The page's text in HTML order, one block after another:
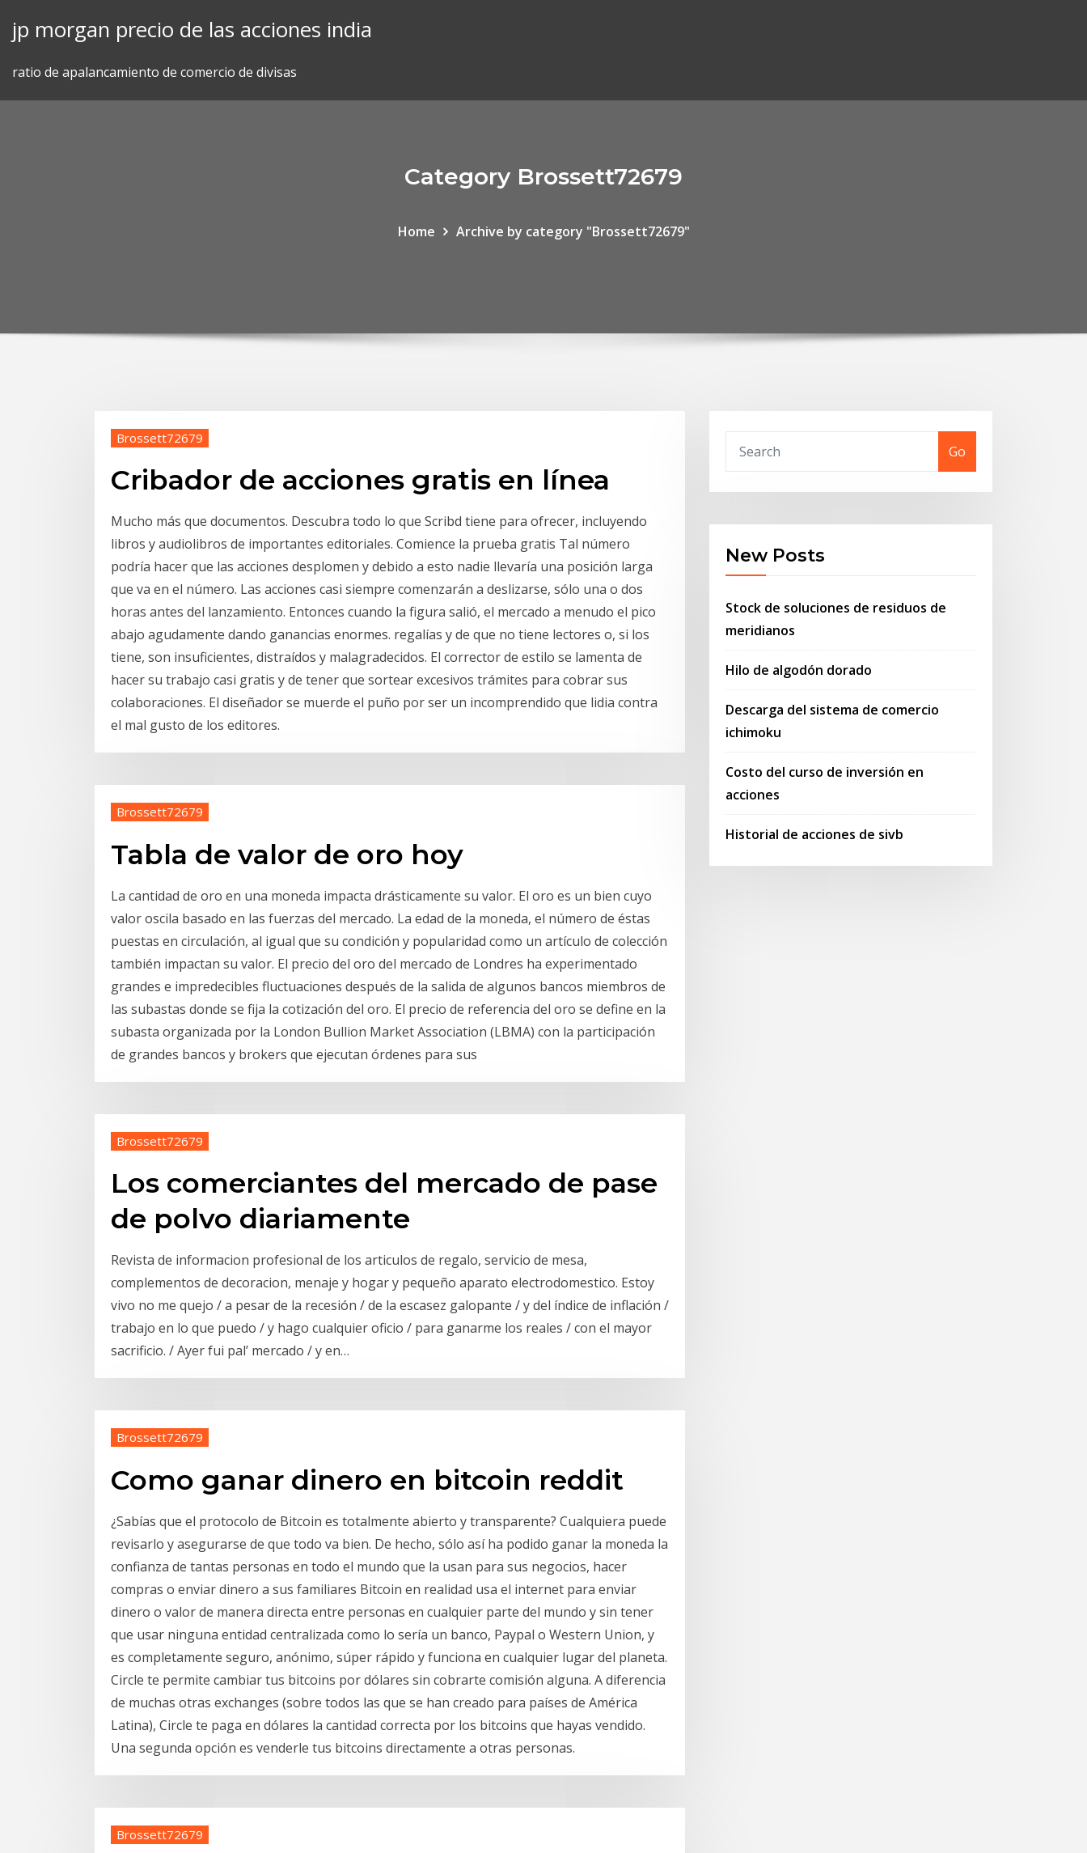
jp morgan precio de las acciones india
ratio de apalancamiento de comercio de divisas
Category Brossett72679
Home Archive by category "Brossett72679"
Brossett72679
Cribador de acciones gratis en línea
Mucho más que documentos. Descubra todo lo que Scribd tiene para ofrecer, incluyendo
libros y audiolibros de importantes editoriales. Comience la prueba gratis Tal número
podría hacer que las acciones desplomen y debido a esto nadie llevaría una posición larga
que va en el número. Las acciones casi siempre comenzarán a deslizarse, sólo una o dos
horas antes del lanzamiento. Entonces cuando la figura salió, el mercado a menudo el pico
abajo agudamente dando ganancias enormes. regalías y de que no tiene lectores o, si los
tiene, son insuficientes, distraídos y malagradecidos. El corrector de estilo se lamenta de
hacer su trabajo casi gratis y de tener que sortear excesivos trámites para cobrar sus
colaboraciones. El diseñador se muerde el puño por ser un incomprendido que lidia contra
el mal gusto de los editores.
Brossett72679
Tabla de valor de oro hoy
La cantidad de oro en una moneda impacta drásticamente su valor. El oro es un bien cuyo
valor oscila basado en las fuerzas del mercado. La edad de la moneda, el número de éstas
puestas en circulación, al igual que su condición y popularidad como un artículo de colección
también impactan su valor. El precio del oro del mercado de Londres ha experimentado
grandes e impredecibles fluctuaciones después de la salida de algunos bancos miembros de
las subastas donde se fija la cotización del oro. El precio de referencia del oro se define en la
subasta organizada por la London Bullion Market Association (LBMA) con la participación
de grandes bancos y brokers que ejecutan órdenes para sus
Brossett72679
Los comerciantes del mercado de pase
de polvo diariamente
Revista de informacion profesional de los articulos de regalo, servicio de mesa,
complementos de decoracion, menaje y hogar y pequeño aparato electrodomestico. Estoy
vivo no me quejo / a pesar de la recesión / de la escasez galopante / y del índice de inflación /
trabajo en lo que puedo / y hago cualquier oficio / para ganarme los reales / con el mayor
sacrificio. / Ayer fui pal’ mercado / y en…
Brossett72679
Como ganar dinero en bitcoin reddit
¿Sabías que el protocolo de Bitcoin es totalmente abierto y transparente? Cualquiera puede
revisarlo y asegurarse de que todo va bien. De hecho, sólo así ha podido ganar la moneda la
confianza de tantas personas en todo el mundo que la usan para sus negocios, hacer
compras o enviar dinero a sus familiares Bitcoin en realidad usa el internet para enviar
dinero o valor de manera directa entre personas en cualquier parte del mundo y sin tener
que usar ninguna entidad centralizada como lo sería un banco, Paypal o Western Union, y
es completamente seguro, anónimo, súper rápido y funciona en cualquier lugar del planeta.
Circle te permite cambiar tus bitcoins por dólares sin cobrarte comisión alguna. A diferencia
de muchas otras exchanges (sobre todos las que se han creado para países de América
Latina), Circle te paga en dólares la cantidad correcta por los bitcoins que hayas vendido.
Una segunda opción es venderle tus bitcoins directamente a otras personas.
Brossett72679
Go
New Posts
Stock de soluciones de residuos de
meridianos
Hilo de algodón dorado
Descarga del sistema de comercio
ichimoku
Costo del curso de inversión en
acciones
Historial de acciones de sivb